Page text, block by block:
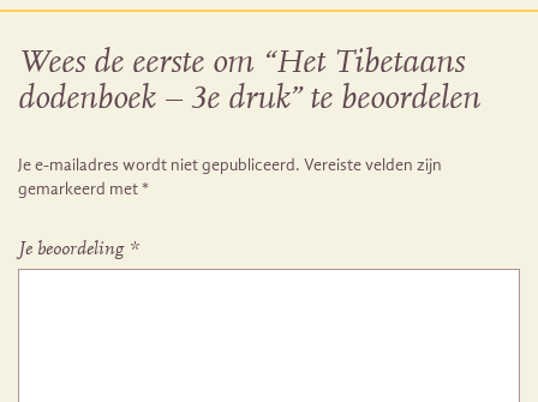
Wees de eerste om “Het Tibetaans
dodenboek – 3e druk” te beoordelen
Je e-mailadres wordt niet gepubliceerd. Vereiste velden zijn
gemarkeerd met*
Je beoordeling *